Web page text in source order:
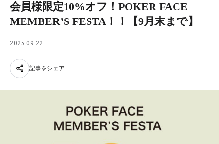
JP
会員様限定10%オフ！POKER FACE
MEMBER’S FESTA！！【9月末まで】
2025.09.22
記事をシェア